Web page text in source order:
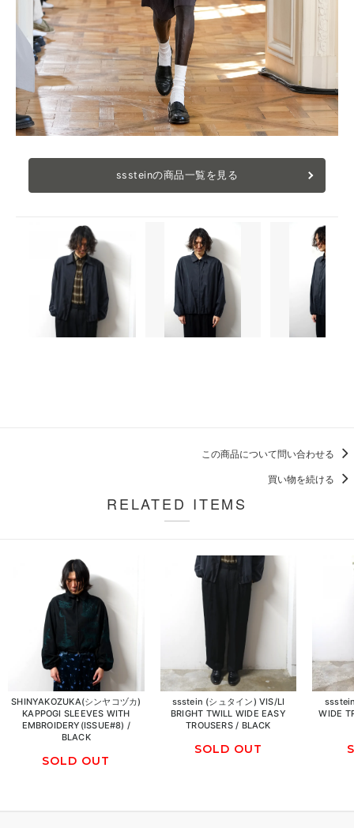
sssteinの商品一覧を見る
この商品について問い合わせる
買い物を続ける
RELATED ITEMS
SHINYAKOZUKA(シンヤコヅカ)
KAPPOGI SLEEVES WITH
EMBROIDERY(ISSUE#8) /
BLACK
SOLD OUT
ssstein (シュタイン) VIS/LI
BRIGHT TWILL WIDE EASY
TROUSERS / BLACK
SOLD OUT
WIDE